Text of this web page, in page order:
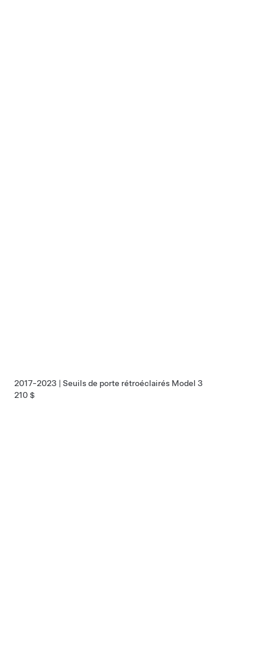
2017-2023 | Seuils de porte rétroéclairés Model 3
210 $